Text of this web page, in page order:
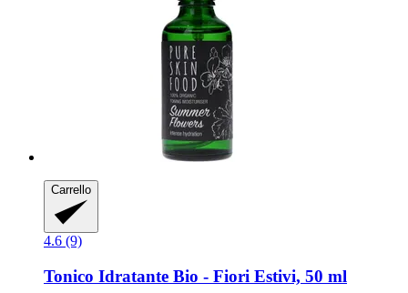
Carrello
4.6 (9)
Tonico Idratante Bio -​ Fiori Estivi, 50 ml